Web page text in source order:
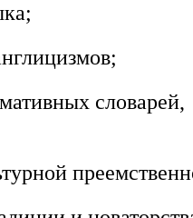
словарей,